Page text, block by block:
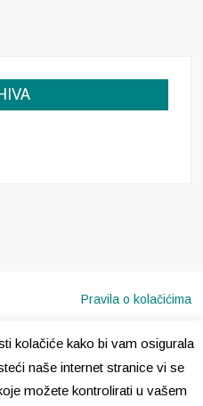
Pravila o kolačićima
kolačiće kako bi vam osigurala
naše internet stranice vi se
možete kontrolirati u vašem
pridržana · Hladna Istina